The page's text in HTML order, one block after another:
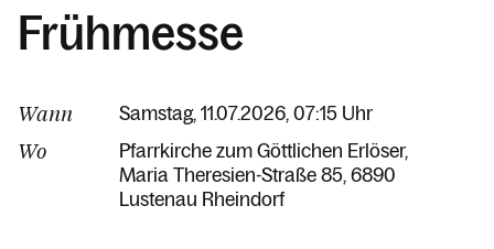
Personen
Frühmesse
Wann Samstag, 11.07.2026, 07:15 Uhr
Wo
Pfarrkirche zum Göttlichen Erlöser
Maria Theresien-Straße 85 6890
Lustenau Rheindorf